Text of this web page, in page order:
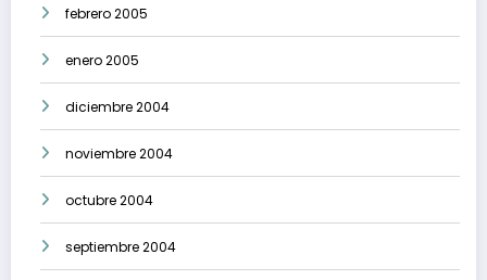
febrero 2005
enero 2005
diciembre 2004
noviembre 2004
octubre 2004
septiembre 2004